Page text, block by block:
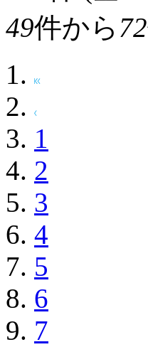
49件から 72
1
2
3
4
5
6
7